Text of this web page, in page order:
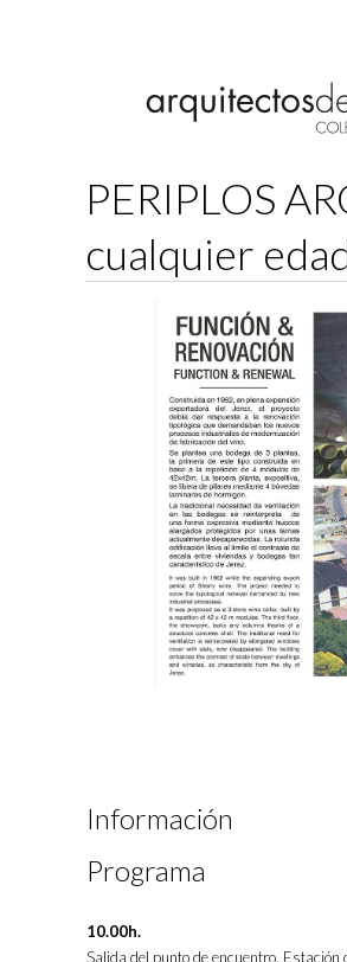
PERIPLOS
cualquier
Información
Programa
10.00h.
Salida del punto de encuentro. Estación